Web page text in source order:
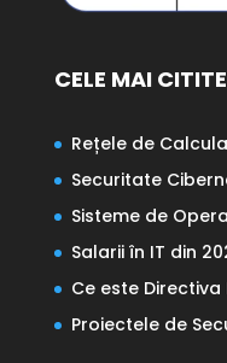
CELE MAI
Rețele de
Securitate
Sisteme de
Salarii în IT din
Ce este Directiva
Proiectele de